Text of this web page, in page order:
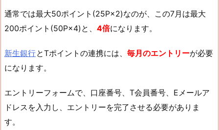
通常では最大50ポイント(25P×2)なのが、この7月は最大
200ポイント(50P×4)と、 4倍になります。
新生銀行とTポイントの連携には、 毎月のエントリーが必要
になります。
エントリーフォームで、口座番号、T会員番号、Eメールア
ドレスを入力し、エントリーを完了させる必要がありま
す。